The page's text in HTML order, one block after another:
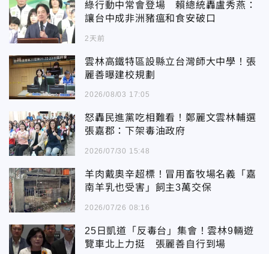
綠行動中常會登場 賴總統轟盧秀燕：
讓台中成非洲豬瘟和食安破口
2天前
雲林高鐵特區設縣立台灣師大中學！張
麗善曝建校規劃
2026/08/03 17:05
怒轟民進黨吃相難看！鄭麗文雲林輔選
張嘉郡：下架毒油政府
2026/07/30 15:48
羊肉戴奧辛超標！冒用畜牧場名義「嘉
南羊乳也受害」飼主3萬交保
2026/07/26 08:16
25日凱道「反毒台」集會！雲林9輛遊
覽車北上力挺 張麗善自行到場